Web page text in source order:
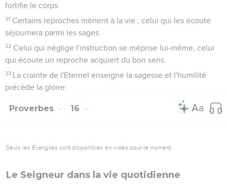
fortifie le corps.
31 Certains reproches mènent à la vie ; celui qui les écoute
séjournera parmi les sages.
32 Celui qui néglige l'instruction se méprise lui-même, celui
qui écoute un reproche acquiert du bon sens.
33 La crainte de l'Eternel enseigne la sagesse et l'humilité
précède la gloire.
Proverbes 16
Seuls les Évangiles sont disponibles en vidéo pour le moment.
Le Seigneur dans la vie quotidienne